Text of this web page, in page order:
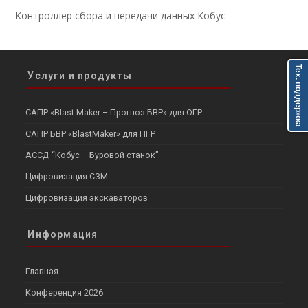
Контроллер сбора и передачи данных Кобус​
Услуги и продукты
САПР «Blast Maker – Прогноз БВР» для ОГР
САПР БВР «BlastMaker» для ПГР
АССД “Кобус – Буровой станок”
Цифровизация СЗМ
Цифровизация экскаваторов
Информация
Главная
Конференция 2026
Тех. поддержка